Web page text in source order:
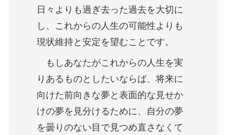
日々よりも過ぎ去った過去を大切に
し、これからの人生の可能性よりも
現状維持と安定を望むことです。
もしあなたがこれからの人生を実
りあるものとしたいならば、将来に
向けた前向きな夢と表面的な見せか
けの夢を見分けるために、自分の夢
を曇りのない目で見つめ直さなくて